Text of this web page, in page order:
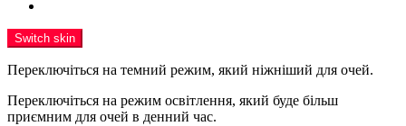
Switch skin
Переключіться на темний режим, який ніжніший для очей.
Переключіться на режим освітлення, який буде більш
приємним для очей в денний час.